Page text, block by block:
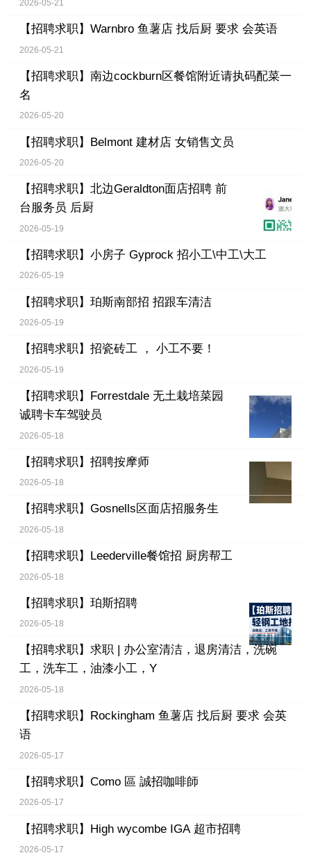
2026-05-21
【招聘求职】 Warnbro 鱼薯店 找后厨 要求 会英语
2026-05-21
【招聘求职】 南边cockburn区餐馆附近请执码配菜一
名
2026-05-20
【招聘求职】 Belmont 建材店 女销售文员
2026-05-20
【招聘求职】 北边Geraldton面店招聘 前
台服务员 后厨
2026-05-19
【招聘求职】 小房子 Gyprock 招小工\中工\大工
2026-05-19
【招聘求职】 珀斯南部招 招跟车清洁
2026-05-19
【招聘求职】 招瓷砖工 ， 小工不要！
2026-05-19
【招聘求职】 Forrestdale 无土栽培菜园
诚聘卡车驾驶员
2026-05-18
【招聘求职】 招聘按摩师
2026-05-18
【招聘求职】 Gosnells区面店招服务生
2026-05-18
【招聘求职】 Leederville餐馆招 厨房帮工
2026-05-18
【招聘求职】 珀斯招聘
2026-05-18
【招聘求职】 求职 | 办公室清洁，退房清洁，洗碗
工，洗车工，油漆小工，Y
2026-05-18
【招聘求职】 Rockingham 鱼薯店 找后厨 要求 会英
语
2026-05-17
【招聘求职】 Como 區 誠招咖啡師
2026-05-17
【招聘求职】 High wycombe IGA 超市招聘
2026-05-17